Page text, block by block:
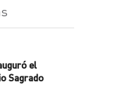
el
Sagrado